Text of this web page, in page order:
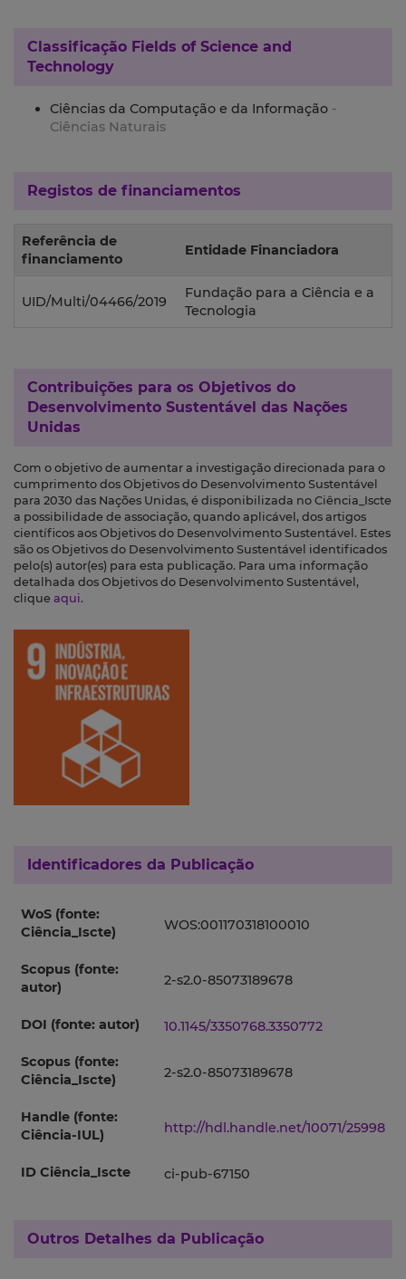
Classificação Fields of Science and
Technology
Ciências da Computação e da Informação -
Ciências Naturais
Registos de financiamentos
Referência de
financiamento
Entidade Financiadora
UID/Multi/04466/2019
Fundação para a Ciência e a
Tecnologia
Contribuições para os Objetivos do
Desenvolvimento Sustentável das Nações
Unidas
Com o objetivo de aumentar a investigação direcionada para o
cumprimento dos Objetivos do Desenvolvimento Sustentável
para 2030 das Nações Unidas, é disponibilizada no Ciência_Iscte
a possibilidade de associação, quando aplicável, dos artigos
científicos aos Objetivos do Desenvolvimento Sustentável. Estes
são os Objetivos do Desenvolvimento Sustentável identificados
pelo(s) autor(es) para esta publicação. Para uma informação
detalhada dos Objetivos do Desenvolvimento Sustentável,
clique aqui.
Identificadores da Publicação
WoS (fonte:
Ciência_Iscte)
WOS:001170318100010
Scopus (fonte:
autor)
2-s2.0-85073189678
DOI (fonte: autor) 10.1145/3350768.3350772
Scopus (fonte:
Ciência_Iscte)
2-s2.0-85073189678
Handle (fonte:
Ciência-IUL)
http://hdl.handle.net/10071/25998
ID Ciência_Iscte ci-pub-67150
Outros Detalhes da Publicação